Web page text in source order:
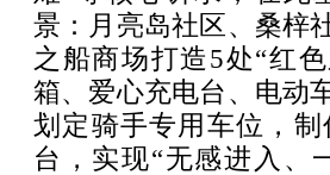
景：月亮岛社区、桑梓
之船商场打造5处“红
箱、爱心充电台、电动
划定骑手专用车位，
台，实现“无感进入、